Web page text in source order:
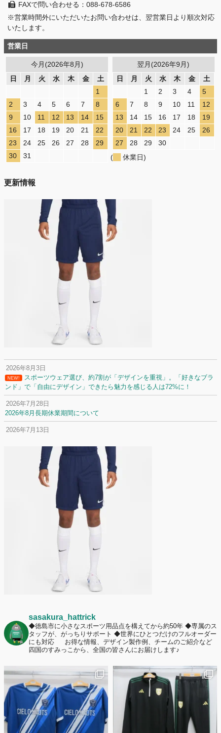
FAXで問い合わせる：088-678-6586
※営業時間外にいただいたお問い合わせは、翌営業日より順次対応
いたします。
営業日
今月(2026年8月)
日
月 火 水 木 金
土
1
2
3 4 5 6 7
8
9
10 11 12 13 14
15
16
17 18 19 20 21
22
23
24 25 26 27 28
29
30
31
翌月(2026年9月)
日
月 火 水 木 金
土
1
2 3 4
5
6
7 8 9 10 11
12
13
14 15 16 17 18
19
20
21 22 23 24 25
26
27
28 29
30
(
休業日)
更新情報
2026年8月3日
NEW!
スポーツウェア選び、約7割が「デザインを重視」。「好きなブラ
ンド」で「自由にデザイン」できたら魅力を感じる人は72%に！
2026年7月28日
2026年8月長期休業期間について
2026年7月13日
2026年7月2日
名前入りユニフォームで子どもの自信が「プラスになった」と感じた保
護者は約67%！「やや高いと感じたが納得して購入した」と価値を実感
する声も32.7%に！
応援ユニフォーム、約53％が「会場に一体感があってよい」と回答。チ
ームへの愛情が伝わる応援スタイルとは？
sasakura_hattrick
◆徳島市に小さなスポーツ用品点を構えてから約50年 ◆専属のス
タッフが、がっちりサポート ◆世界にひとつだけのフルオーダー
にも対応
お得な情報、デザイン製作例、チームのご紹介など
四国のすみっこから、全国の皆さんにお届けします♪